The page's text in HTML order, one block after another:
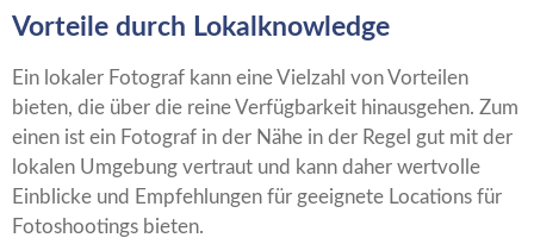
Vorteile durch Lokalknowledge
Ein lokaler Fotograf kann eine Vielzahl von Vorteilen
bieten, die über die reine Verfügbarkeit hinausgehen. Zum
einen ist ein Fotograf in der Nähe in der Regel gut mit der
lokalen Umgebung vertraut und kann daher wertvolle
Einblicke und Empfehlungen für geeignete Locations für
Fotoshootings bieten.